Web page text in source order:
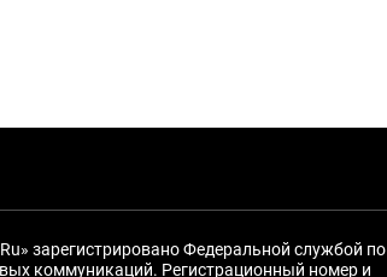
зарегистрировано Федеральной службой по
коммуникаций. Регистрационный номер и